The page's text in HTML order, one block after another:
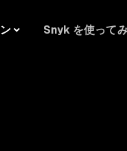
Snyk を使って